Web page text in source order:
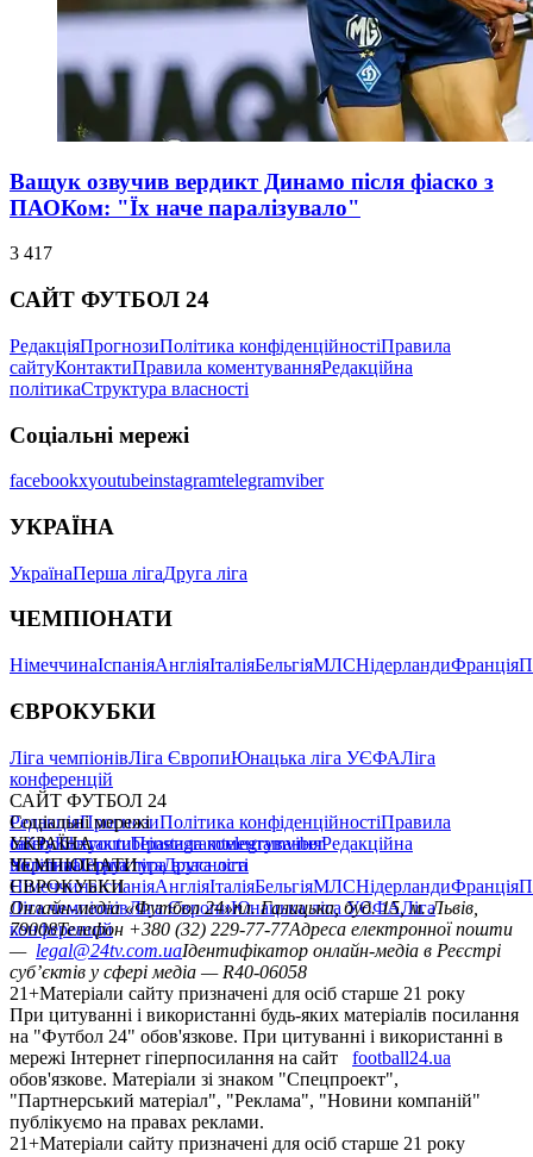
Ващук озвучив вердикт Динамо після фіаско з
ПАОКом: "Їх наче паралізувало"
3 417
САЙТ ФУТБОЛ 24
РедакціяПрогнозиПолітика конфіденційностіПравила
сайтуКонтактиПравила коментуванняРедакційна
політикаСтруктура власності
Соціальні мережі
facebookxyoutubeinstagramtelegramviber
УКРАЇНА
УкраїнаПерша лігаДруга ліга
ЧЕМПІОНАТИ
НімеччинаІспаніяАнгліяІталіяБельгіяМЛСНідерландиФранція
ЄВРОКУБКИ
Ліга чемпіонівЛіга ЄвропиЮнацька ліга УЄФАЛіга
конференцій
САЙТ ФУТБОЛ 24
РедакціяПрогнозиПолітика конфіденційностіПравила
сайтуКонтактиПравила коментуванняРедакційна
політикаСтруктура власності
Соціальні мережі
facebookxyoutubeinstagramtelegramviber
УКРАЇНА
УкраїнаПерша лігаДруга ліга
ЧЕМПІОНАТИ
НімеччинаІспаніяАнгліяІталіяБельгіяМЛСНідерландиФранція
ЄВРОКУБКИ
Ліга чемпіонівЛіга ЄвропиЮнацька ліга УЄФАЛіга
конференцій
Онлайн-медіа «Футбол 24»пл. Галицька, буд. 15, м. Львів,
79008Телефон +380 (32) 229-77-77Адреса електронної пошти
— legal@24tv.com.uaІдентифікатор онлайн-медіа в Реєстрі
суб’єктів у сфері медіа — R40-06058
21+Матеріали сайту призначені для осіб старше 21 року
При цитуванні і використанні будь-яких матеріалів посилання
на "Футбол 24" обов'язкове. При цитуванні і використанні в
мережі Інтернет гіперпосилання на сайт
football24.ua
обов'язкове. Матеріали зі знаком "Спецпроект",
"Партнерський матеріал", "Реклама", "Новини компаній"
публікуємо на правах реклами.
21+Матеріали сайту призначені для осіб старше 21 року